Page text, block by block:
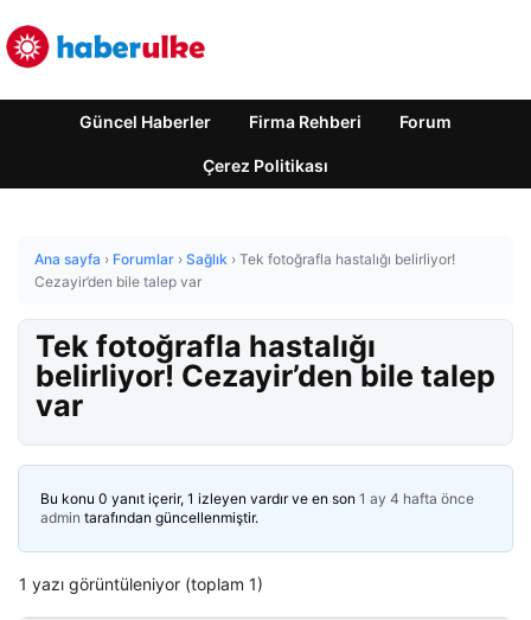
Güncel Haberler Firma Rehberi Forum
Çerez Politikası
Ana sayfa › Forumlar › Sağlık › Tek fotoğrafla hastalığı belirliyor!
Cezayir’den bile talep var
Tek fotoğrafla hastalığı
belirliyor! Cezayir’den bile talep
var
Bu konu 0 yanıt içerir, 1 izleyen vardır ve en son 1 ay 4 hafta önce
admin tarafından güncellenmiştir.
1 yazı görüntüleniyor (toplam 1)